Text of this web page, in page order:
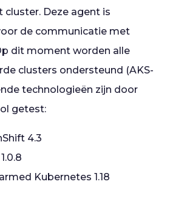
cluster. Deze agent is
de communicatie met
dit moment worden alle
clusters ondersteund (AKS-
technologieën zijn door
getest:
4.3
Kubernetes 1.18